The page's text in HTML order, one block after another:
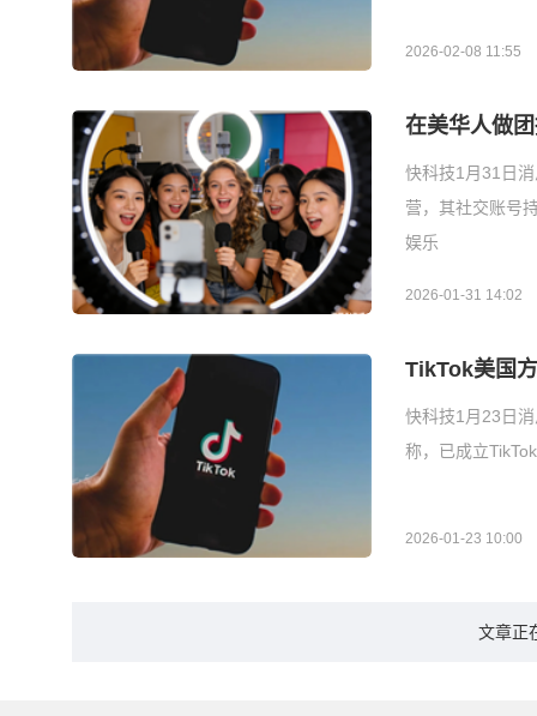
2026-02-08 11:55
在美华人做
快科技1月31日
营，其社交账号
娱乐
2026-01-31 14:02
TikTok美国
快科技1月23日
称，已成立
2026-01-23 10:00
文章正